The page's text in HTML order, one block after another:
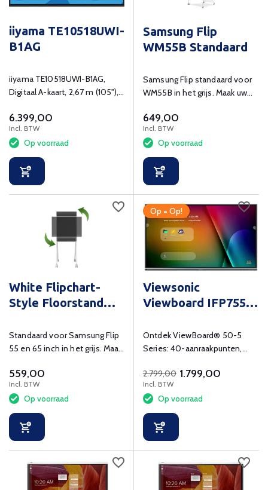
iiyama TE10518UWI-
B1AG
iiyama TE10518UWI-B1AG,
Digitaal A-kaart, 2,67 m (105"),
24/7
6.399,00
Incl. BTW
Op voorraad
Samsung Flip
WM55B Standaard
Samsung Flip standaard voor
WM55B in het grijs. Maak uw
649,00
Incl. BTW
Op voorraad
White Flipchart-
Style Floorstand
Standaard voor Samsung Flip
55 en 65 inch in het grijs. Maak
559,00
Incl. BTW
Op voorraad
Op = Op!
Viewsonic
Viewboard IFP7550-
Ontdek ViewBoard® 50-5
Series: 40-aanraakpunten,
draadloos delen, intuïtieve
bediening en Android 11 voor
efficiëntie en beveiliging. Til
jouw onderwijs naar nieuwe
hoogten!
2.799,00 1.799,00
Incl. BTW
Op voorraad